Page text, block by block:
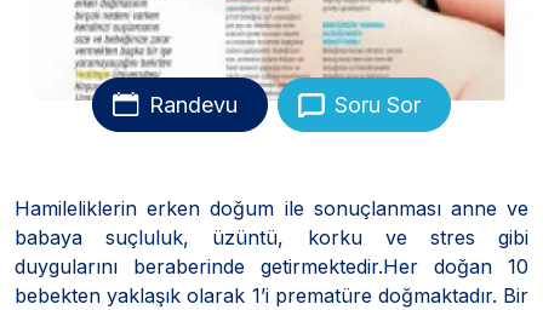
Randevu Soru Sor
Hamileliklerin erken doğum ile sonuçlanması anne ve
babaya suçluluk, üzüntü, korku ve stres gibi
duygularını beraberinde getirmektedir.Her doğan 10
bebekten yaklaşık olarak 1’i prematüre doğmaktadır. Bir